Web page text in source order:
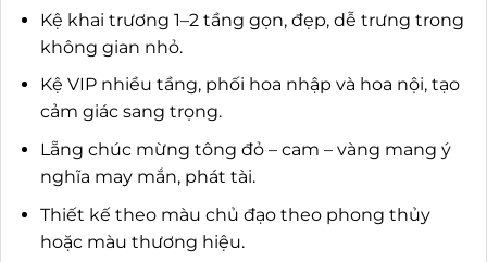
Kệ khai trương 1–2 tầng gọn, đẹp, dễ trưng trong
không gian nhỏ.
Kệ VIP nhiều tầng, phối hoa nhập và hoa nội, tạo
cảm giác sang trọng.
Lẵng chúc mừng tông đỏ – cam – vàng mang ý
nghĩa may mắn, phát tài.
Thiết kế theo màu chủ đạo theo phong thủy
hoặc màu thương hiệu.